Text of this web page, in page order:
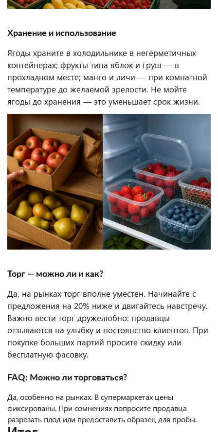
Хранение и использование
Ягоды храните в холодильнике в негерметичных
контейнерах; фрукты типа яблок и груш — в
прохладном месте; манго и личи — при комнатной
температуре до желаемой зрелости. Не мойте
ягоды до хранения — это уменьшает срок жизни.
Торг — можно ли и как?
Да, на рынках торг вполне уместен. Начинайте с
предложения на 20% ниже и двигайтесь навстречу.
Важно вести торг дружелюбно: продавцы
отзываются на улыбку и постоянство клиентов. При
покупке больших партий просите скидку или
бесплатную фасовку.
FAQ: Можно ли торговаться?
Да, особенно на рынках. В супермаркетах цены
фиксированы. При сомнениях попросите продавца
разрезать плод или предоставить образец для пробы.